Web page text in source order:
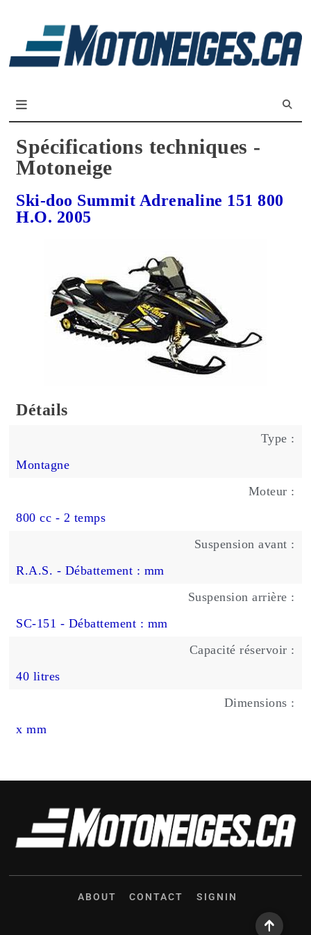
Spécifications techniques -
Motoneige
Ski-doo Summit Adrenaline 151 800
H.O. 2005
Détails
Type :
Montagne
Moteur :
800 cc - 2 temps
Suspension avant :
R.A.S. - Débattement : mm
Suspension arrière :
SC-151 - Débattement : mm
Capacité réservoir :
40 litres
Dimensions :
x mm
ABOUT CONTACT SIGNIN